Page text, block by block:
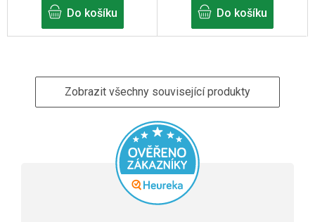
Do košíku Do košíku
Zobrazit všechny související produkty